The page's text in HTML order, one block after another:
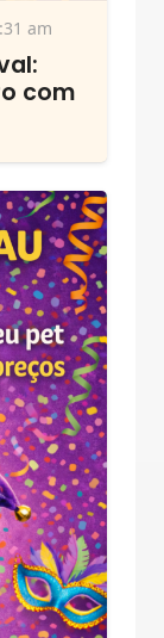
am
com